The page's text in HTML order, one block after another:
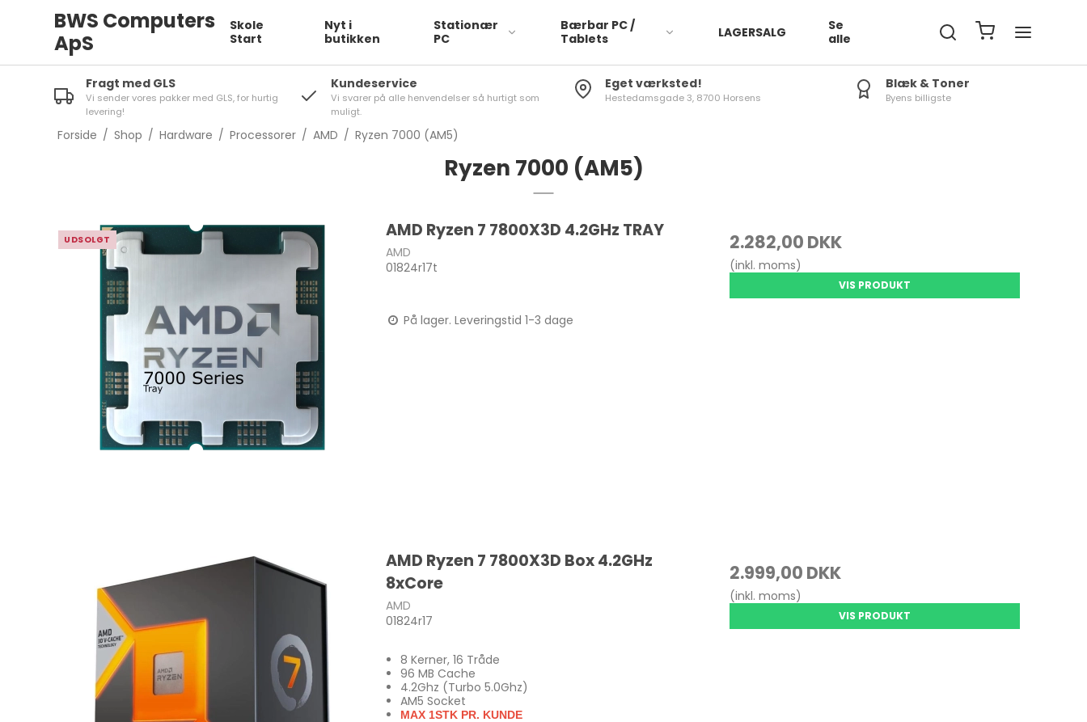
BWS Computers
ApS
Skole
Start
Nyt i
butikken
Stationær
PC
Bærbar PC /
Tablets
APPLE
LAGERSALG
Se
alle
Fragt med GLS
Vi sender vores pakker med GLS, for hurtig
levering!
Kundeservice
Vi svarer på alle henvendelser så hurtigt som
muligt.
Eget værksted!
Hestedamsgade 3, 8700 Horsens
Blæk & Toner
Byens billigste
Forside / Shop / Hardware / Processorer / AMD / Ryzen 7000 (AM5)
Ryzen 7000 (AM5)
UDSOLGT AMD Ryzen 7 7800X3D 4.2GHz TRAY
AMD
01824r17t
På lager. Leveringstid 1-3 dage
2.282,00 DKK
(inkl. moms)
VIS PRODUKT
AMD Ryzen 7 7800X3D Box 4.2GHz
8xCore
AMD
01824r17
8 Kerner, 16 Tråde
96 MB Cache
4.2Ghz (Turbo 5.0Ghz)
AM5 Socket
MAX 1STK PR. KUNDE
2.999,00 DKK
(inkl. moms)
VIS PRODUKT